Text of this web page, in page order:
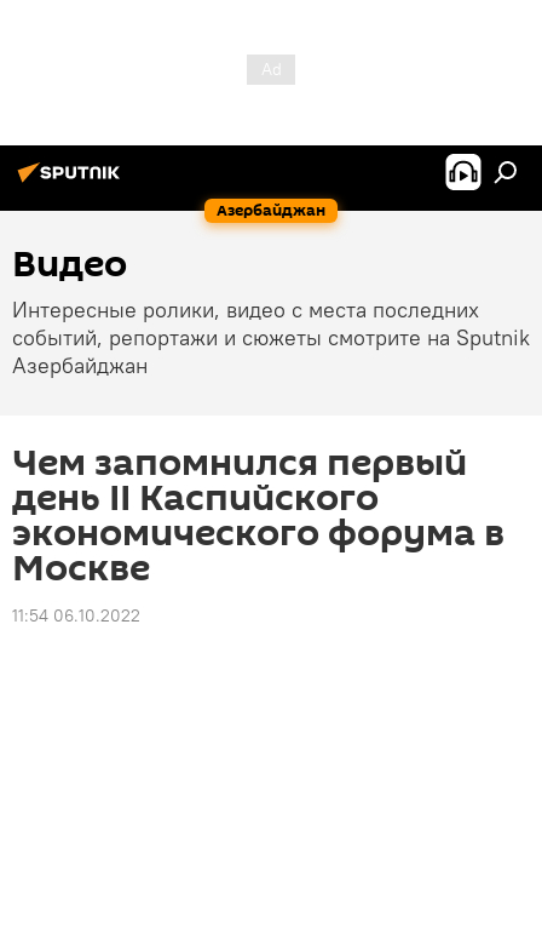
Азербайджан
Видео
Интересные ролики, видео с места последних
событий, репортажи и сюжеты смотрите на Sputnik
Азербайджан
Чем запомнился первый
день II Каспийского
экономического форума в
Москве
11:54 06.10.2022